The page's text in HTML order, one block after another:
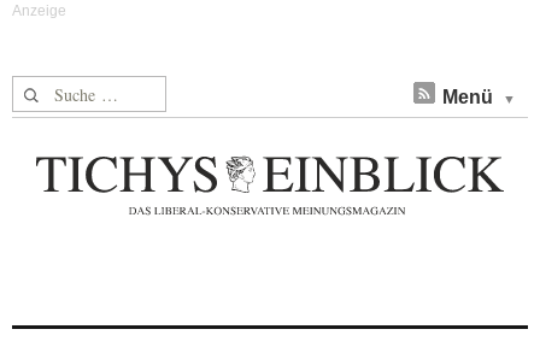
Suche nach: Menü